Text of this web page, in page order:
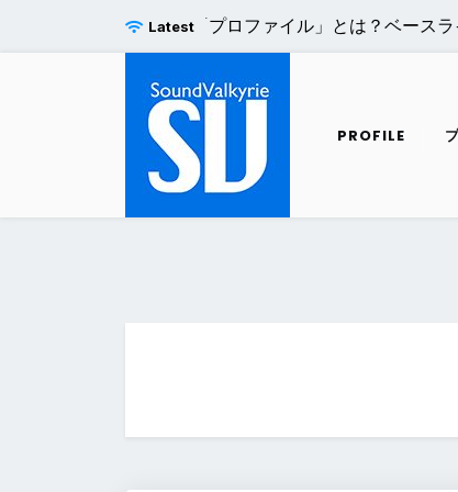
Latest
H.264エンコードの「プロファイル」とは？ベースラ
PROFILE